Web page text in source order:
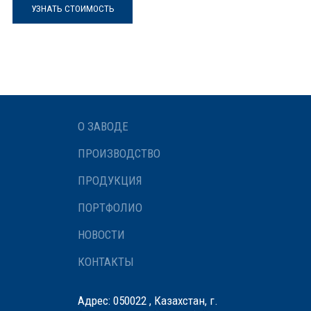
УЗНАТЬ СТОИМОСТЬ
О ЗАВОДЕ
ПРОИЗВОДСТВО
ПРОДУКЦИЯ
ПОРТФОЛИО
НОВОСТИ
КОНТАКТЫ
Адрес: 050022 , Казахстан, г.